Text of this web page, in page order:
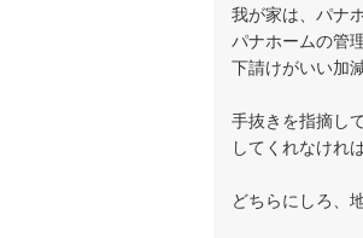
我が家は、パナ
パナホームの管
下請けがいい加
手抜きを指摘し
してくれなけれ
どちらにしろ、